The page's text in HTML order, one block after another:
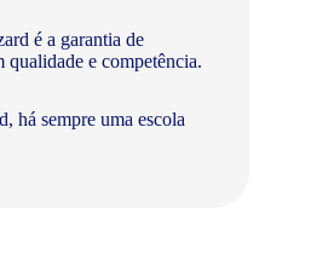
é a garantia de
e competência.
há sempre uma escola